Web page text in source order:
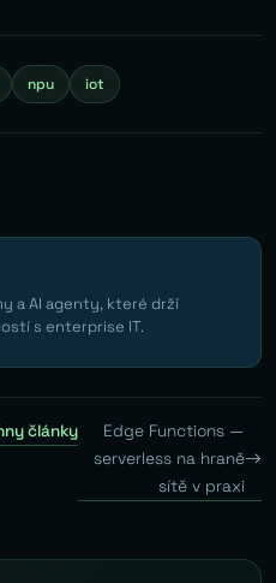
npu iot
a AI agenty, které drží
s enterprise IT.
články
Edge Functions —
serverless na hraně
sítě v praxi